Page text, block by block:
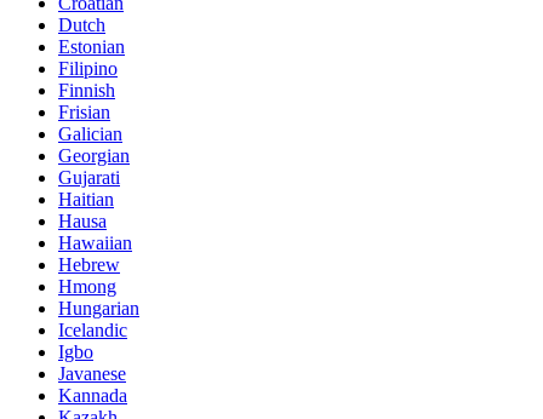
Dutch
Estonian
Filipino
Finnish
Frisian
Galician
Georgian
Gujarati
Haitian
Hausa
Hawaiian
Hebrew
Hmong
Hungarian
Icelandic
Igbo
Javanese
Kannada